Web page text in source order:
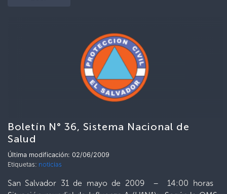
Boletín N° 36, Sistema Nacional de
Salud
Última modificación: 02/06/2009
Etiquetas: noticias
San Salvador 31 de mayo de 2009 – 14:00 horas